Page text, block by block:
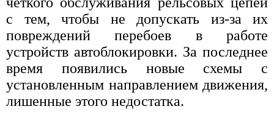
с тем, чтобы не допускать из-за их
повреждений перебоев в работе
устройств автоблокировки. За последнее
время появились новые схемы с
установленным направлением движения,
лишенные этого недостатка.